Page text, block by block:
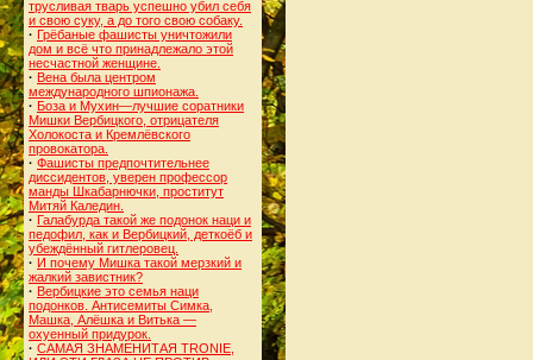
трусливая тварь успешно убил себя
и свою суку, а до того свою собаку.
· Грёбаные фашисты уничтожили
дом и всё что принадлежало этой
несчастной женщине.
· Вена была центром
международного шпионажа.
· Боза и Мухин—лучшие соратники
Мишки Вербицкого, отрицателя
Холокоста и Кремлёвского
провокатора.
· Фашисты предпочтительнее
диссидентов, уверен профессор
манды Шкабарнючки, проститут
Митяй Каледин.
· Галабурда такой же подонок наци и
педофил, как и Вербицкий, деткоёб и
убеждённый гитлеровец.
· И почему Мишка такой мерзкий и
жалкий завистник?
· Вербицкие это семья наци
подонков. Антисемиты Симка,
Машка, Алёшка и Витька —
охуенный придурок.
· САМАЯ ЗНАМЕНИТАЯ TRONIE,